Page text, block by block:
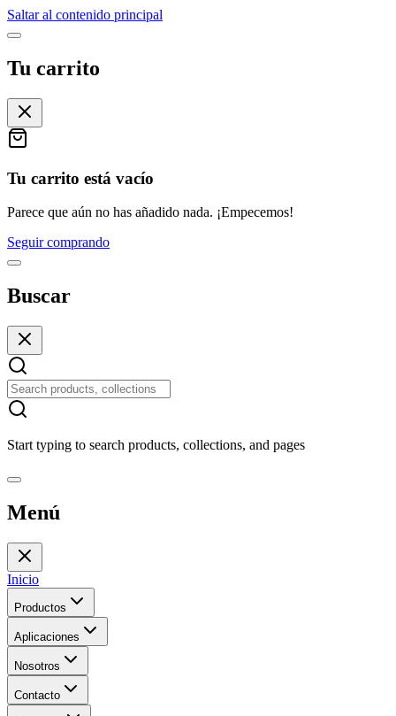
Saltar al contenido principal
Tu carrito
Tu carrito está vacío
Parece que aún no has añadido nada. ¡Empecemos!
Seguir comprando
Buscar
Start typing to search products, collections, and pages
Menú
Inicio
Productos
Aplicaciones
Nosotros
Contacto